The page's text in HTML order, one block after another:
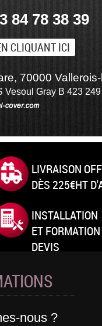
84 78 38 39
CLIQUANT ICI
70000
Vesoul Gray B 423
LIVRAISON
DÈS 225€HT
INSTALLATION
ET
DEVIS
nous ?